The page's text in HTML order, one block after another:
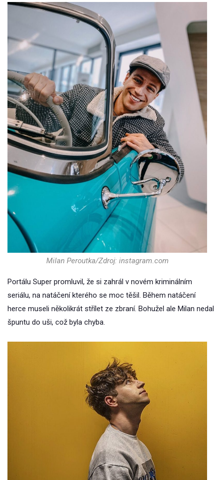
Milan Peroutka/Zdroj: instagram.com
Portálu Super promluvil, že si zahrál v novém kriminálním
seriálu, na natáčení kterého se moc těšil. Během natáčení
herce museli několikrát střílet ze zbraní. Bohužel ale Milan nedal
špuntu do uši, což byla chyba.